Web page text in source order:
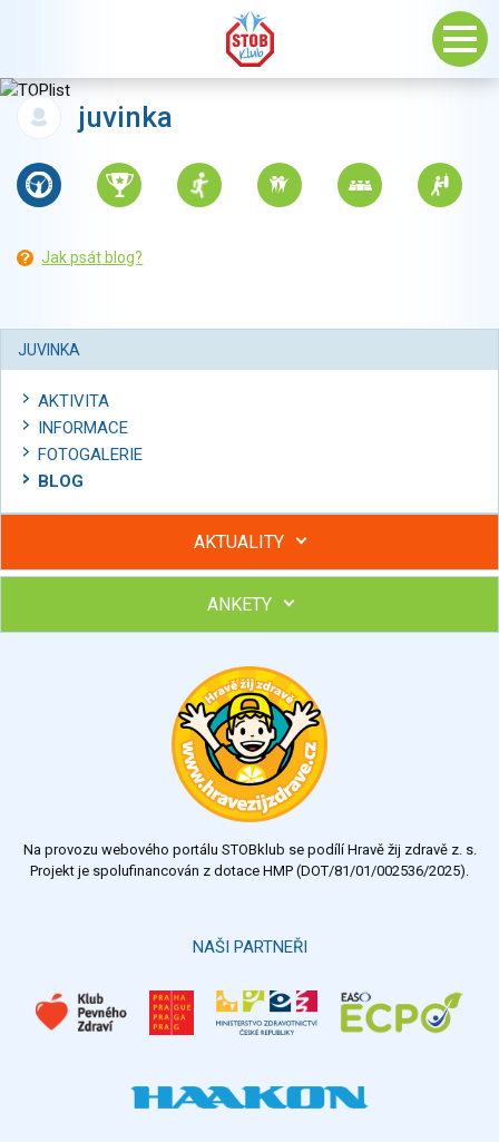
juvinka
Jak psát blog?
JUVINKA
AKTIVITA
INFORMACE
FOTOGALERIE
BLOG
AKTUALITY
Hubněte s podporou lektorky a skupiny v kurzech STOBu
Chcete poradit s hubnutím? Najděte si odborníka STOBu ve
ANKETY
Výsledky Všechny ankety
Na provozu webového portálu STOBklub se podílí Hravě žij zdravě z. s.
Projekt je spolufinancován z dotace HMP (DOT/81/01/002536/2025).
NAŠI PARTNEŘI